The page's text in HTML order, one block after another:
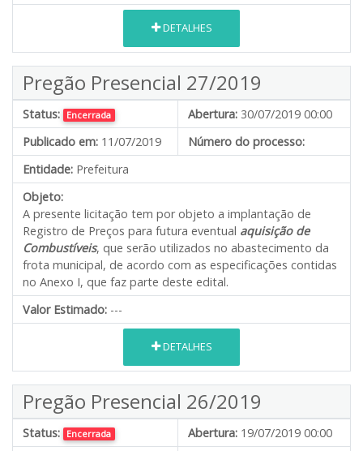
DETALHES
Pregão Presencial 27/2019
Status: Encerrada Abertura: 30/07/2019 00:00
Publicado em: 11/07/2019
Número do processo:
Entidade: Prefeitura
Objeto:
A presente licitação tem por objeto a implantação de
Registro de Preços para futura eventual aquisição de
Combustíveis, que serão utilizados no abastecimento da
frota municipal, de acordo com as especificações contidas
no Anexo I, que faz parte deste edital.
Valor Estimado: ---
DETALHES
Pregão Presencial 26/2019
Status: Encerrada Abertura: 19/07/2019 00:00